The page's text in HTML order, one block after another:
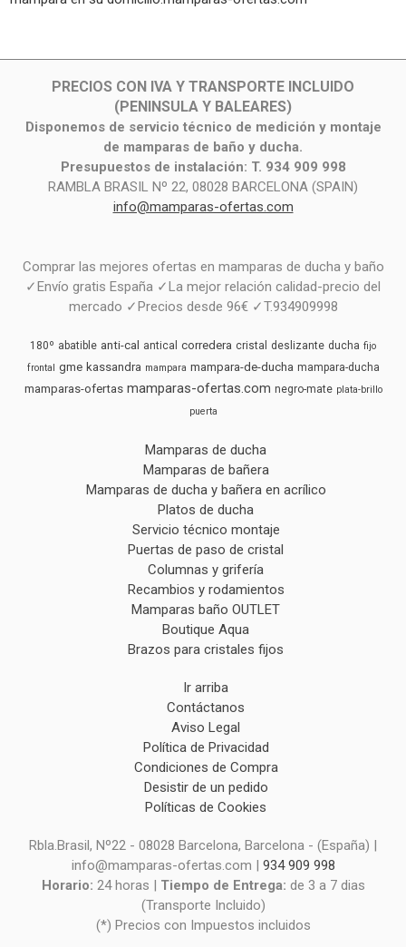
PRECIOS CON IVA Y TRANSPORTE INCLUIDO
(PENINSULA Y BALEARES)
Disponemos de servicio técnico de medición y montaje
de mamparas de baño y ducha.
Presupuestos de instalación: T. 934 909 998
RAMBLA BRASIL Nº 22, 08028 BARCELONA (SPAIN)
info@mamparas-ofertas.com
Comprar las mejores ofertas en mamparas de ducha y baño
✓Envío gratis España ✓La mejor relación calidad-precio del
mercado ✓Precios desde 96€ ✓T.934909998
180º abatible anti-cal antical corredera cristal deslizante ducha fijo
frontal
gme kassandra mampara mampara-de-ducha mampara-ducha
mamparas-ofertas mamparas-ofertas.com negro-mate plata-brillo
puerta
Mamparas de ducha
Mamparas de bañera
Mamparas de ducha y bañera en acrílico
Platos de ducha
Servicio técnico montaje
Puertas de paso de cristal
Columnas y grifería
Recambios y rodamientos
Mamparas baño OUTLET
Boutique Aqua
Brazos para cristales fijos
Ir arriba
Contáctanos
Aviso Legal
Política de Privacidad
Condiciones de Compra
Desistir de un pedido
Políticas de Cookies
Rbla.Brasil, Nº22 - 08028 Barcelona, Barcelona - (España) |
info@mamparas-ofertas.com | 934 909 998
Horario: 24 horas | Tiempo de Entrega: de 3 a 7 dias
(Transporte Incluido)
(*) Precios con Impuestos incluidos